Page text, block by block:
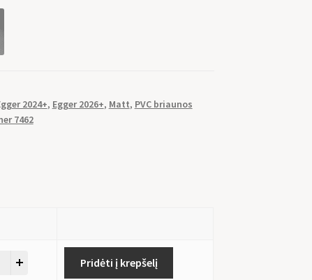
2024+, Egger 2026+, Matt, PVC briaunos
7462
Pridėti į krepšelį